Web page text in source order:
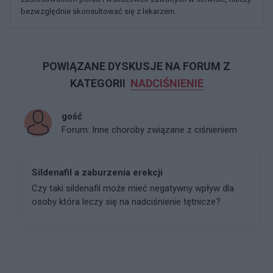
bezwzględnie skonsultować się z lekarzem.
POWIĄZANE DYSKUSJE NA FORUM Z
KATEGORII NADCIŚNIENIE
gość
Forum: Inne choroby związane z ciśnieniem
Sildenafil a zaburzenia erekcji
Czy taki sildenafil może mieć negatywny wpływ dla
osoby która leczy się na nadciśnienie tętnicze?